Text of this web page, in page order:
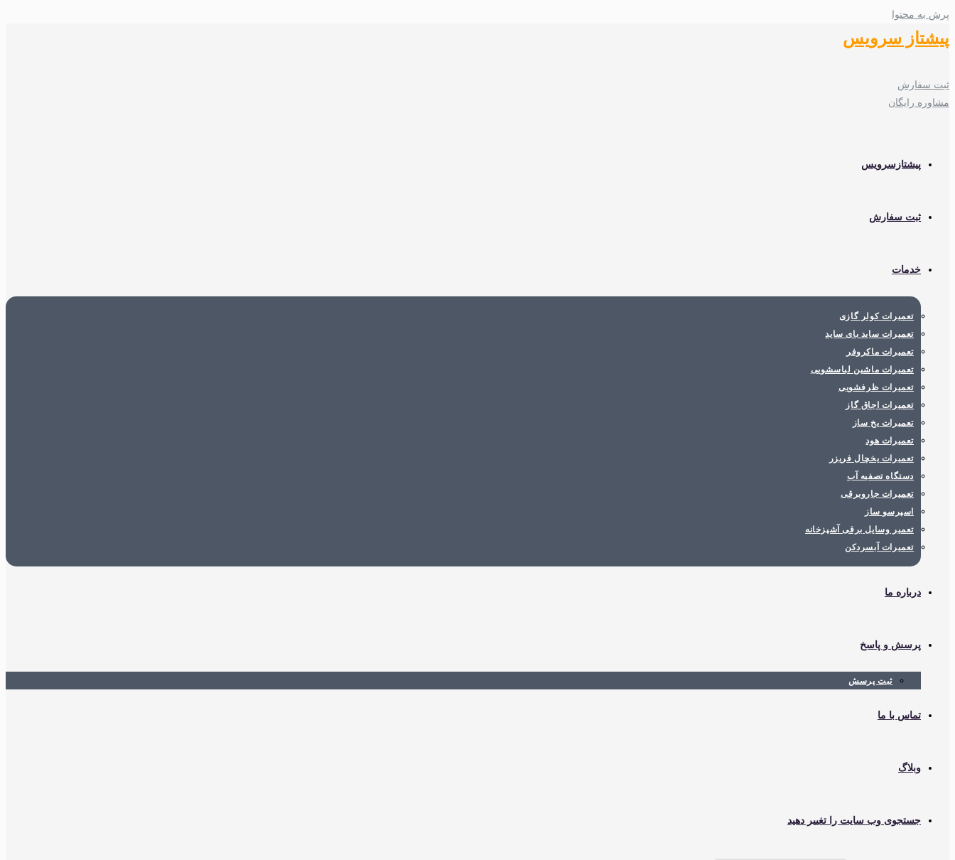
پرش به محتوا
پیشتاز سرویس
ثبت سفارش
مشاوره رایگان
پیشتازسرویس
ثبت سفارش
خدمات
تعمیرات کولر گازی
تعمیرات ساید بای ساید
تعمیرات ماکروفر
تعمیرات ماشین لباسشویی
تعمیرات ظرفشویی
تعمیرات اجاق گاز
تعمیرات یخ ساز
تعمیرات هود
تعمیرات یخچال فریزر
دستگاه تصفیه آب
تعمیرات جاروبرقی
اسپرسو ساز
تعمیر وسایل برقی آشپزخانه
تعمیرات آبسردکن
درباره ما
پرسش و پاسخ
ثبت پرسش
تماس با ما
وبلاگ
جستجوی وب سایت را تغییر دهید